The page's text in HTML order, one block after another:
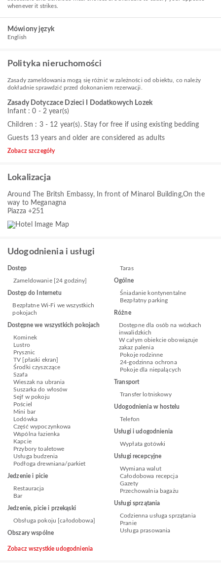
whenever it strikes.
Mówiony język
English
Polityka nieruchomości
Zasady zameldowania mogą się różnić w zależności od obiektu, co należy
dokładnie sprawdzić przed dokonaniem rezerwacji.
Zasady Dotyczace Dzieci I Dodatkowych Lozek
Infant : 0 - 2 year(s)
Children : 3 - 12 year(s). Stay for free if using existing bedding
Guests 13 years and older are considered as adults
Zobacz szczegóły
Lokalizacja
Around The Britsh Embassy, In front of Minarol Building,On the
way to Meganagna
Piazza +251
Udogodnienia i usługi
Dostęp
Zameldowanie [24 godziny]
Dostęp do Internetu
Bezpłatne Wi-Fi we wszystkich
pokojach
Dostępne we wszystkich pokojach
Kominek
Lustro
Prysznic
TV [płaski ekran]
Środki czyszczące
Szafa
Wieszak na ubrania
Suszarka do włosów
Sejf w pokoju
Pościel
Mini bar
Lodówka
Część wypoczynkowa
Wspólna łazienka
Kapcie
Przybory toaletowe
Usługa budzenia
Podłoga drewniana/parkiet
Jedzenie i picie
Restauracja
Bar
Jedzenie, picie i przekąski
Obsługa pokoju [całodobowa]
Obszary wspólne
Taras
Ogólne
Śniadanie kontynentalne
Bezpłatny parking
Różne
Dostępne dla osób na wózkach
inwalidzkich
W całym obiekcie obowiązuje
zakaz palenia
Pokoje rodzinne
24-godzinna ochrona
Pokoje dla niepalących
Transport
Transfer lotniskowy
Udogodnienia w hostelu
Telefon
Usługi i udogodnienia
Wypłata gotówki
Usługi recepcyjne
Wymiana walut
Całodobowa recepcja
Gazety
Przechowalnia bagażu
Usługi sprzątania
Codzienna usługa sprzątania
Pranie
Usługa prasowania
Zobacz wszystkie udogodnienia